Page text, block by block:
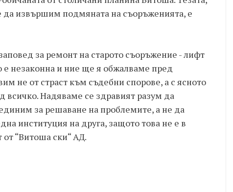
извършим подмяната на съоръженията, е
за ремонт на старото съоръжение - лифт
е незаконна и ние ще я обжалваме пред
не от страст към съдебни спорове, а с ясното
всичко. Надяваме се здравият разум да
за решаване на проблемите, а не да
институция на друга, защото това не е в
от “Витоша ски“ АД.